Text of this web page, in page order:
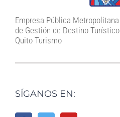
Empresa Pública Metropolitana
de Gestión de Destino Turístico
Quito Turismo
SÍGANOS EN: